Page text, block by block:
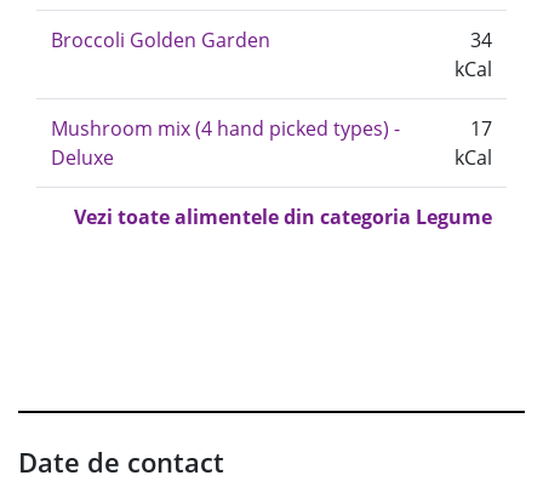
Broccoli Golden Garden
34
kCal
Mushroom mix (4 hand picked types) -
Deluxe
17
kCal
Vezi toate alimentele din categoria Legume
Date de contact